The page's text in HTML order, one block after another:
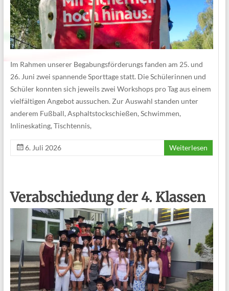
Im Rahmen unserer Begabungsförderungs fanden am 25. und
26. Juni zwei spannende Sporttage statt. Die Schülerinnen und
Schüler konnten sich jeweils zwei Workshops pro Tag aus einem
vielfältigen Angebot aussuchen. Zur Auswahl standen unter
anderem Fußball, Asphaltstockschießen, Schwimmen,
Inlineskating, Tischtennis,
6. Juli 2026 Weiterlesen
Verabschiedung der 4. Klassen